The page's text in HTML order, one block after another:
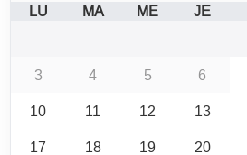
LU MA ME JE
3
4 5 6
10
11 12 13
17
18 19 20